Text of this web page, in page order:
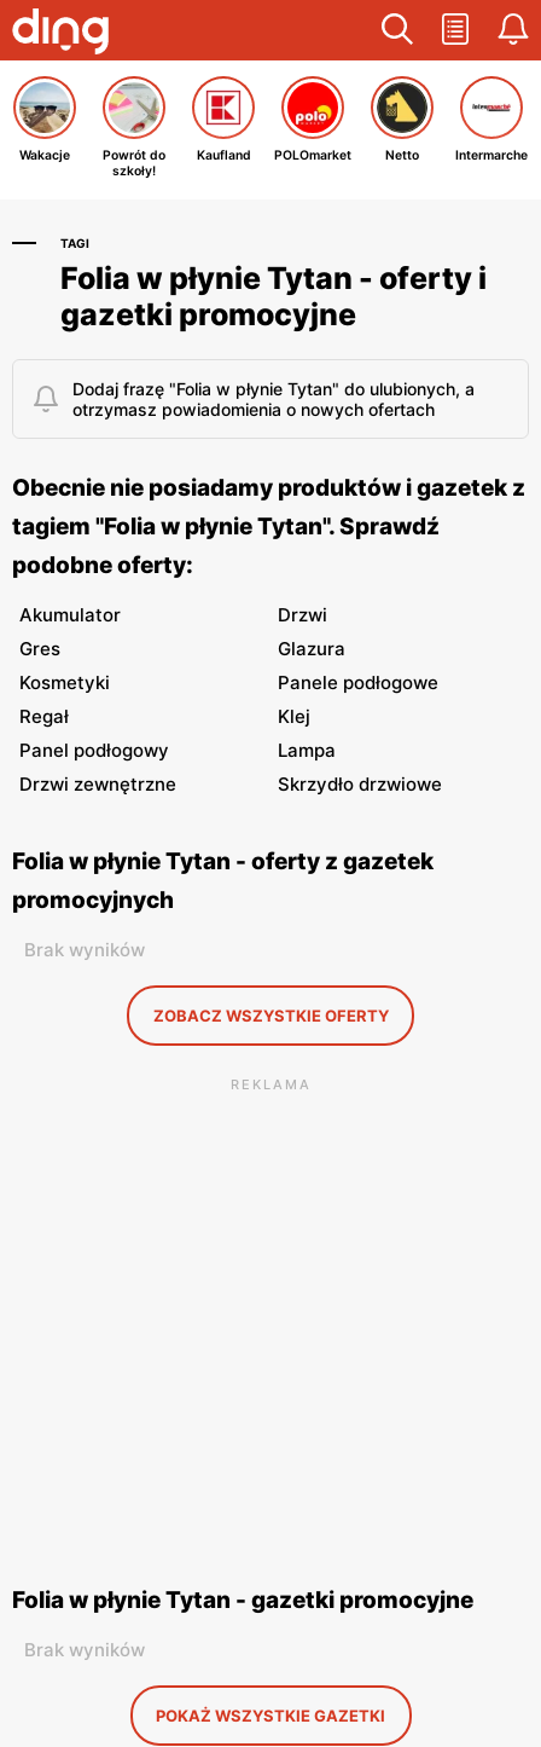
Wakacje
Powrót do
szkoły!
Kaufland POLOmarket Netto Intermarche
TAGI
Folia w płynie Tytan - oferty i
gazetki promocyjne
Dodaj frazę "Folia w płynie Tytan" do ulubionych, a
otrzymasz powiadomienia o nowych ofertach
Obecnie nie posiadamy produktów i gazetek z
tagiem "Folia w płynie Tytan". Sprawdź
podobne oferty:
Akumulator
Drzwi
Gres
Glazura
Kosmetyki
Panele podłogowe
Regał
Klej
Panel podłogowy
Lampa
Drzwi zewnętrzne
Skrzydło drzwiowe
Folia w płynie Tytan - oferty z gazetek
promocyjnych
Brak wyników
ZOBACZ WSZYSTKIE OFERTY
REKLAMA
Folia w płynie Tytan - gazetki promocyjne
Brak wyników
POKAŻ WSZYSTKIE GAZETKI